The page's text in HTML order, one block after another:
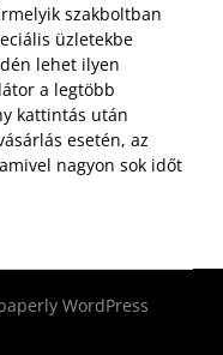
szakboltban
üzletekbe
lehet ilyen
a legtöbb
kattintás után
esetén, az
nagyon sok időt
WordPress